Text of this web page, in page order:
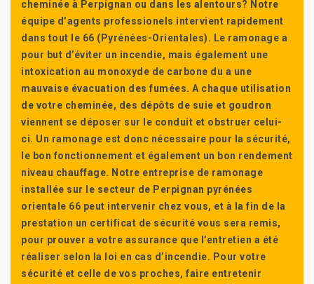
cheminée à Perpignan ou dans les alentours? Notre
équipe d’agents professionels intervient rapidement
dans tout le 66 (Pyrénées-Orientales). Le ramonage a
pour but d’éviter un incendie, mais également une
intoxication au monoxyde de carbone du a une
mauvaise évacuation des fumées. A chaque utilisation
de votre cheminée, des dépôts de suie et goudron
viennent se déposer sur le conduit et obstruer celui-
ci. Un ramonage est donc nécessaire pour la sécurité,
le bon fonctionnement et également un bon rendement
niveau chauffage. Notre entreprise de ramonage
installée sur le secteur de Perpignan pyrénées
orientale 66 peut intervenir chez vous, et à la fin de la
prestation un certificat de sécurité vous sera remis,
pour prouver a votre assurance que l’entretien a été
réaliser selon la loi en cas d’incendie. Pour votre
sécurité et celle de vos proches, faire entretenir